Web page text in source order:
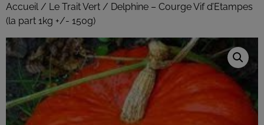
Accueil/ Le Trait Vert / Delphine – Courge Vif d’Etampes
(la part 1kg +/- 150g)